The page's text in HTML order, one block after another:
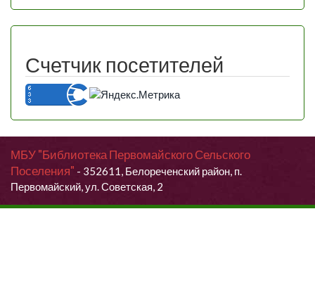
Счетчик посетителей
МБУ "Библиотека Первомайского Сельского
Поселения" - 352611, Белореченский район, п.
Первомайский, ул. Советская, 2